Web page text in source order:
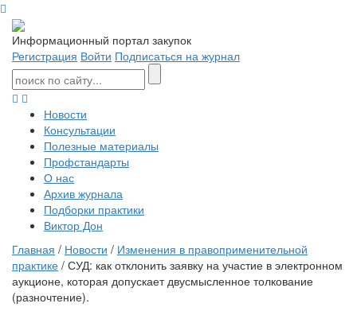
Информационный портал закупок
Регистрация Войти Подписаться на журнал
Новости
Консультации
Полезные материалы
Профстандарты
О нас
Архив журнала
Подборки практики
Виктор Дон
Главная / Новости / Изменения в правоприменительной
практике / СУД: как отклонить заявку на участие в электронном
аукционе, которая допускает двусмысленное толкование
(разночтение).